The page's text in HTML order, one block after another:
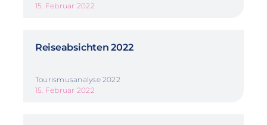
15. Februar 2022
Reiseabsichten 2022
Tourismusanalyse 2022
15. Februar 2022